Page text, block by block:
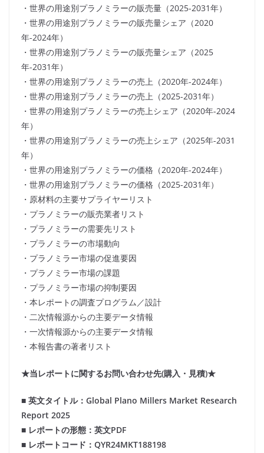
・世界の用途別プラノミラーの販売量（2025-2031年）
・世界の用途別プラノミラーの販売量シェア（2020
年-2024年）
・世界の用途別プラノミラーの販売量シェア（2025
年-2031年）
・世界の用途別プラノミラーの売上（2020年-2024年）
・世界の用途別プラノミラーの売上（2025-2031年）
・世界の用途別プラノミラーの売上シェア（2020年-2024
年）
・世界の用途別プラノミラーの売上シェア（2025年-2031
年）
・世界の用途別プラノミラーの価格（2020年-2024年）
・世界の用途別プラノミラーの価格（2025-2031年）
・原材料の主要サプライヤーリスト
・プラノミラーの販売業者リスト
・プラノミラーの需要先リスト
・プラノミラーの市場動向
・プラノミラー市場の促進要因
・プラノミラー市場の課題
・プラノミラー市場の抑制要因
・本レポートの調査プログラム／設計
・二次情報源からの主要データ情報
・一次情報源からの主要データ情報
・本報告書の著者リスト
★当レポートに関するお問い合わせ先(購入・見積)★
■ 英文タイトル：Global Plano Millers Market Research
Report 2025
■ レポートの形態：英文PDF
■ レポートコード：QYR24MKT188198